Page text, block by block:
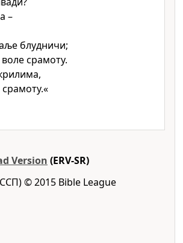
–
блудничи;
срамоту.
Version (ERV-SR)
© 2015 Bible League